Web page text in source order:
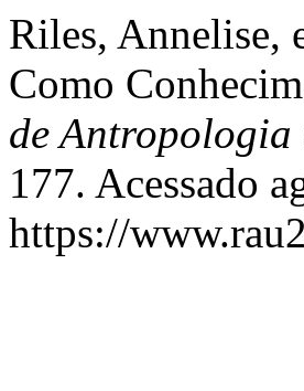
Riles, Annelise,
Como
de
177. Acessado
https://